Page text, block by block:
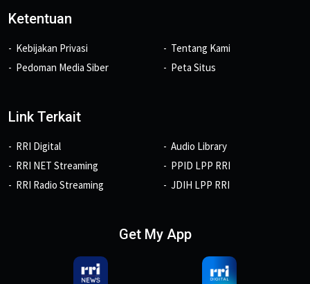
Ketentuan
Kebijakan Privasi
Pedoman Media Siber
Tentang Kami
Peta Situs
Link Terkait
RRI Digital
RRI NET Streaming
RRI Radio Streaming
Audio Library
PPID LPP RRI
JDIH LPP RRI
Get My App